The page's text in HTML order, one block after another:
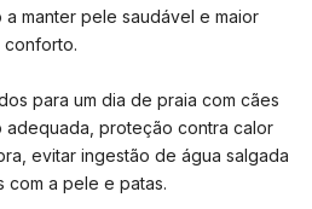
manter pele saudável e maior
conforto.
para um dia de praia com cães
adequada, proteção contra calor
evitar ingestão de água salgada
com a pele e patas.